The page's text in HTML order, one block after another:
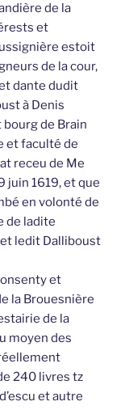
de la
et
estoit
de la cour,
dante dudit
à Denis
de Brain
et faculté de
receu de Me
juin 1619, et que
en volonté de
de ladite
ledit Dalliboust
et
la Brouesnière
de la
moyen des
240 livres tz
et autre